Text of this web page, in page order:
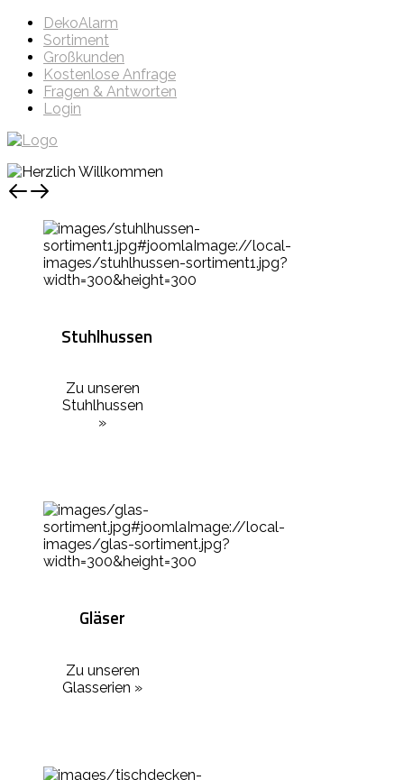
DekoAlarm
Sortiment
Großkunden
Kostenlose Anfrage
Fragen & Antworten
Login
Stuhlhussen
Zu unseren
Stuhlhussen
»
Gläser
Zu unseren
Glasserien »